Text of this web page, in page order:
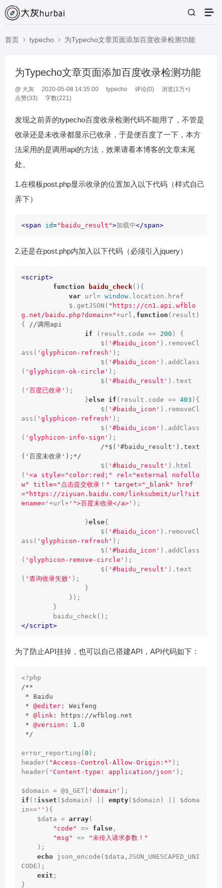
首页 typecho 为Typecho文章页面添加百度收录检测功能
为Typecho文章页面添加百度收录检测功能
@ 大灰 2020-05-08 14:35:00 typecho 评论(0)
浏览(1万+)
点赞(33) 字数(221)
发现之前弄的typecho百度收录检测代码不能用了，不管是
收录还是未收录都显示已收录，于是便百度了一下，本方
法采用的是调用api的方法，效果请看本博客的文章末尾
处。
1.在模板post.php显示收录的位置加入以下代码（样式自己
弄下）
<span id="baidu_result">加载中</span>
2.还是在post.php内加入以下代码（必须引入jquery）
<script>
function
baidu_check( ) {
var url= window .location.href
            $.getJSON(
"https://cn1.api.wfblo
g.net/baidu.php?domain="+url, function ( result )
{ //调用api
if (result.code == 200 ) {
                    $(
'#baidu_icon' ).removeCl
ass( 'glyphicon-refresh' );
                    $(
'#baidu_icon' ).addClass
( 'glyphicon-ok-circle' );
                    $(
'#baidu_result' ).text
( '百度已收录' );
                }
else if (result.code == 403 ){
                    $(
'#baidu_icon' ).removeCl
ass( 'glyphicon-refresh' );
                    $(
'#baidu_icon' ).addClass
( 'glyphicon-info-sign' );
/*$('#baidu_result').text
('百度未收录');*/
                    $(
'#baidu_result' ).html
( '<a style="color:red;" rel="external nofollo
w" title="点击提交收录！" target="_blank" href
="https://ziyuan.baidu.com/linksubmit/url?sit
ename=' +url+ '">百度未收录</a>' );
                }
else{
                    $(
'#baidu_icon' ).removeCl
ass( 'glyphicon-refresh' );
                    $(
'#baidu_icon' ).addClass
( 'glyphicon-remove-circle' );
                    $(
'#baidu_result' ).text
( '查询收录失败' );
</script>
为了防止API挂掉，也可以自己搭建API，API代码如下：
<?php
/**
* @editer : Weifeng
* @link : https://wfblog.net
* @version : 1.0
*/
error_reporting( 0 );
header( "Access-Control-Allow-Origin:*" );
header( 'Content-type: application/json' );
$domain = @$_GET[ 'domain'
if (! isset ($domain) || empty($domain) || $doma
in== '' ){
    $data =
array(
"code"
=> false ,
"msg"
=>
"未传入请求参数！"
echo json_encode($data,JSON_UNESCAPED_UNI
CODE);
exit ;